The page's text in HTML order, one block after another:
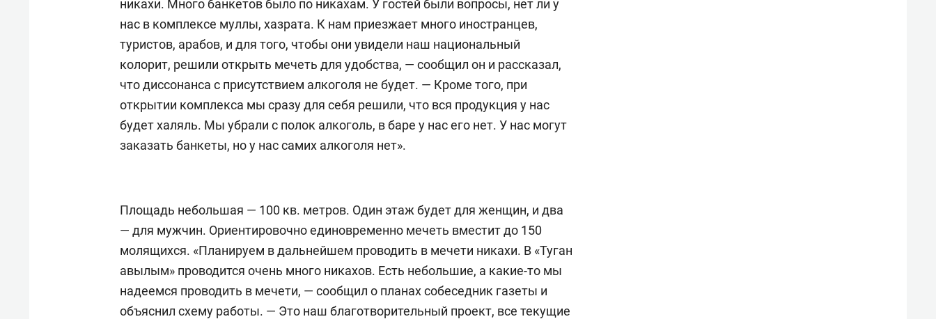
никахи. Много банкетов было по никахам. У гостей были вопросы, нет ли у
нас в комплексе муллы, хазрата. К нам приезжает много иностранцев,
туристов, арабов, и для того, чтобы они увидели наш национальный
колорит, решили открыть мечеть для удобства, — сообщил он и рассказал,
что диссонанса с присутствием алкоголя не будет. — Кроме того, при
открытии комплекса мы сразу для себя решили, что вся продукция у нас
будет халяль. Мы убрали с полок алкоголь, в баре у нас его нет. У нас могут
заказать банкеты, но у нас самих алкоголя нет».
Площадь небольшая — 100 кв. метров. Один этаж будет для женщин, и два
— для мужчин. Ориентировочно единовременно мечеть вместит до 150
молящихся. «Планируем в дальнейшем проводить в мечети никахи. В «Туган
авылым» проводится очень много никахов. Есть небольшие, а какие-то мы
надеемся проводить в мечети, — сообщил о планах собеседник газеты и
объяснил схему работы. — Это наш благотворительный проект, все текущие